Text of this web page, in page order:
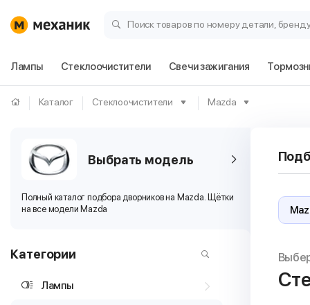
Поиск товаров по номеру детали,
Лампы Стеклоочистители Свечи зажигания
Каталог Стеклоочистители Mazda
Выбрать модель
​Полный каталог подбора дворников на Mazda. Щётки
на все модели Mazda
Категории
Лампы